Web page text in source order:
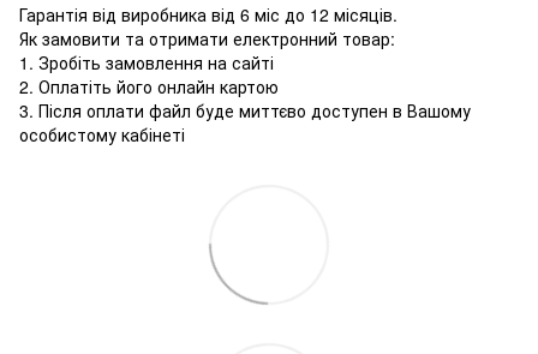
Гарантія від виробника від 6 міс до 12 місяців.
Як замовити та отримати електронний товар:
1. Зробіть замовлення на сайті
2. Оплатіть його онлайн картою
3. Після оплати файл буде миттєво доступен в Вашому
особистому кабінеті